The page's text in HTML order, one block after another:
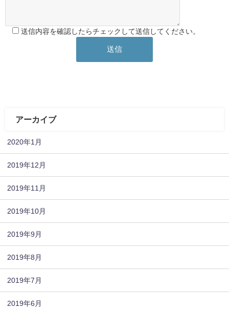
送信内容を確認したらチェックして送信してください。
アーカイブ
2020年1月
2019年12月
2019年11月
2019年10月
2019年9月
2019年8月
2019年7月
2019年6月